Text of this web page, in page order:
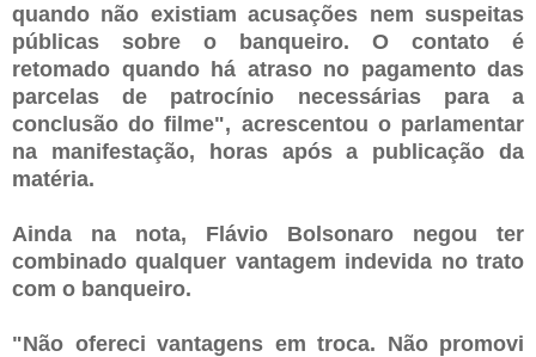
quando não existiam acusações nem suspeitas
públicas sobre o banqueiro. O contato é
retomado quando há atraso no pagamento das
parcelas de patrocínio necessárias para a
conclusão do filme", acrescentou o parlamentar
na manifestação, horas após a publicação da
matéria.
Ainda na nota, Flávio Bolsonaro negou ter
combinado qualquer vantagem indevida no trato
com o banqueiro.
"Não ofereci vantagens em troca. Não promovi